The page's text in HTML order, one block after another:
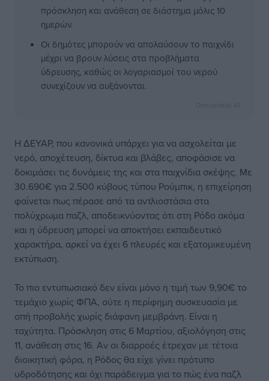
πρόσκληση και ανάθεση σε διάστημα μόλις 10
ημερών.
Οι δημότες μπορούν να απολαύσουν το παιχνίδι
μέχρι να βρουν λύσεις στα προβλήματα
ύδρευσης, καθώς οι λογαριασμοί του νερού
συνεχίζουν να αυξάνονται.
Η ΔΕΥΑΡ, που κανονικά υπάρχει για να ασχολείται με
νερό, αποχέτευση, δίκτυα και βλάβες, αποφάσισε να
δοκιμάσει τις δυνάμεις της και στα παιχνίδια σκέψης. Με
30.690€ για 2.500 κύβους τύπου Ρούμπικ, η επιχείρηση
φαίνεται πως πέρασε από τα αντλιοστάσια στα
πολύχρωμα παζλ, αποδεικνύοντας ότι στη Ρόδο ακόμα
και η ύδρευση μπορεί να αποκτήσει εκπαιδευτικό
χαρακτήρα, αρκεί να έχει 6 πλευρές και εξατομικευμένη
εκτύπωση.
Το πιο εντυπωσιακό δεν είναι μόνο η τιμή των 9,90€ το
τεμάχιο χωρίς ΦΠΑ, ούτε η περίφημη συσκευασία με
οπή προβολής χωρίς διάφανη μεμβράνη. Είναι η
ταχύτητα. Πρόσκληση στις 6 Μαρτίου, αξιολόγηση στις
11, ανάθεση στις 16. Αν οι διαρροές έτρεχαν με τέτοια
διοικητική φόρα, η Ρόδος θα είχε γίνει πρότυπο
υδροδότησης και όχι παράδειγμα για το πώς ένα παζλ